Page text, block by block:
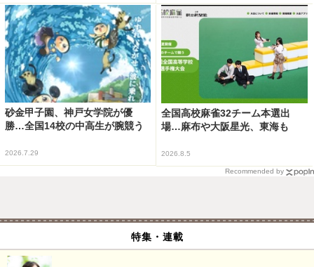
砂金甲子園、神戸女学院が優
勝…全国14校の中高生が腕競う
2026.7.29
全国高校麻雀32チーム本選出
場…麻布や大阪星光、東海も
2026.8.5
Recommended by
特集・連載